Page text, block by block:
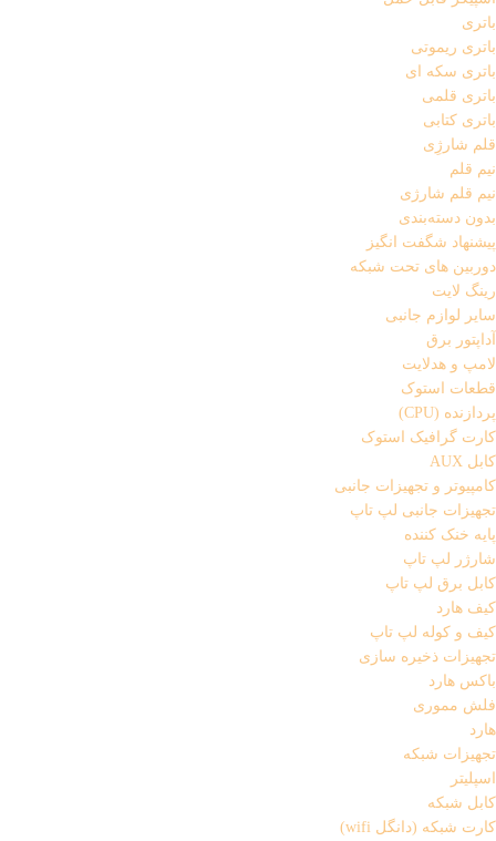
باتری
باتری ریموتی
باتری سکه ای
باتری قلمی
باتری کتابی
قلم شارژِی
نیم قلم
نیم قلم شارژی
بدون دسته‌بندی
پیشنهاد شگفت انگیز
دوربین های تحت شبکه
رینگ لایت
سایر لوازم جانبی
آداپتور برق
لامپ و هدلایت
قطعات استوک
پردازنده (CPU)
کارت گرافیک استوک
کابل AUX
کامپیوتر و تجهیزات جانبی
تجهیزات جانبی لپ تاپ
پایه خنک کننده
شارژر لپ تاپ
کابل برق لپ تاپ
کیف هارد
کیف و کوله لپ تاپ
تجهیزات ذخیره سازی
باکس هارد
فلش مموری
هارد
تجهیزات شبکه
اسپلیتر
کابل شبکه
کارت شبکه (دانگل wifi)